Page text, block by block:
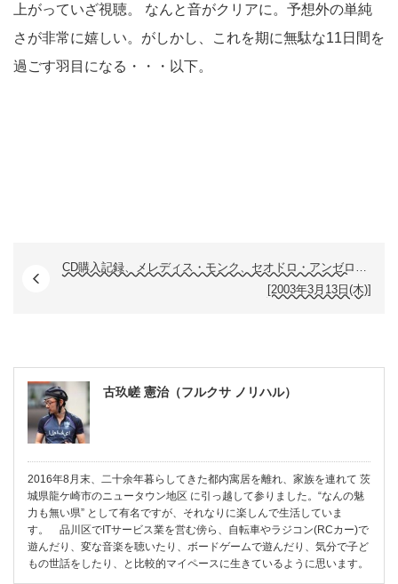
上がっていざ視聴。 なんと音がクリアに。予想外の単純
さが非常に嬉しい。がしかし、これを期に無駄な11日間を
過ごす羽目になる・・・以下。
CD購入記録、メレディス・モンク、セオドロ・アンゼロッティ
[2003年3月13日(木)]
古玖嵯 憲治（フルクサ ノリハル）
2016年8月末、二十余年暮らしてきた都内寓居を離れ、家族を連れて 茨
城県龍ケ崎市のニュータウン地区 に引っ越して参りました。“なんの魅
力も無い県” として有名ですが、それなりに楽しんで生活していま
す。 品川区でITサービス業を営む傍ら、自転車やラジコン(RCカー)で
遊んだり、変な音楽を聴いたり、ボードゲームで遊んだり、気分で子ど
もの世話をしたり、と比較的マイペースに生きているように思います。